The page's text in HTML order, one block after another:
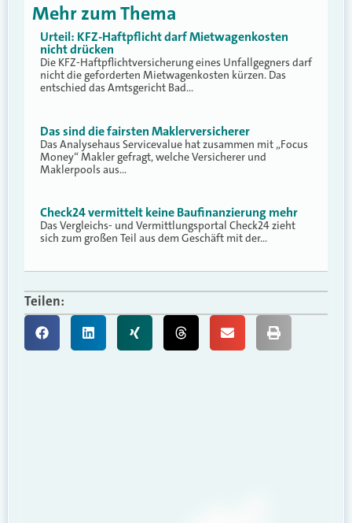
Mehr zum Thema
Urteil: KFZ-Haftpflicht darf Mietwagenkosten
nicht drücken
Die KFZ-Haftpflichtversicherung eines Unfallgegners darf
nicht die geforderten Mietwagenkosten kürzen. Das
entschied das Amtsgericht Bad…
Das sind die fairsten Maklerversicherer
Das Analysehaus Servicevalue hat zusammen mit „Focus
Money“ Makler gefragt, welche Versicherer und
Maklerpools aus…
Check24 vermittelt keine Baufinanzierung mehr
Das Vergleichs- und Vermittlungsportal Check24 zieht
sich zum großen Teil aus dem Geschäft mit der…
Teilen: